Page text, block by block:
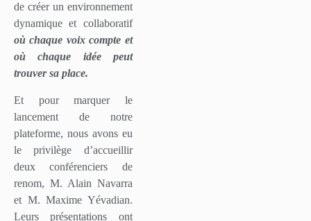
de créer un environnement
dynamique et collaboratif
où chaque voix compte et
où chaque idée peut
trouver sa place.
Et pour marquer le
lancement de notre
plateforme, nous avons eu
le privilège d’accueillir
deux conférenciers de
renom, M. Alain Navarra
et M. Maxime Yévadian.
Leurs présentations ont